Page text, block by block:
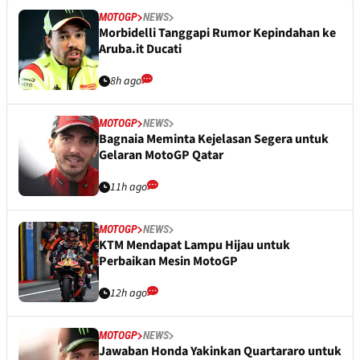
MOTOGP NEWS
Morbidelli Tanggapi Rumor Kepindahan ke
Aruba.it Ducati
8h ago
MOTOGP NEWS
Bagnaia Meminta Kejelasan Segera untuk
Gelaran MotoGP Qatar
11h ago
MOTOGP NEWS
KTM Mendapat Lampu Hijau untuk
Perbaikan Mesin MotoGP
12h ago
MOTOGP NEWS
Jawaban Honda Yakinkan Quartararo untuk